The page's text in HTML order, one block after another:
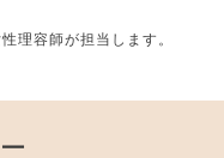
理容師が担当します。